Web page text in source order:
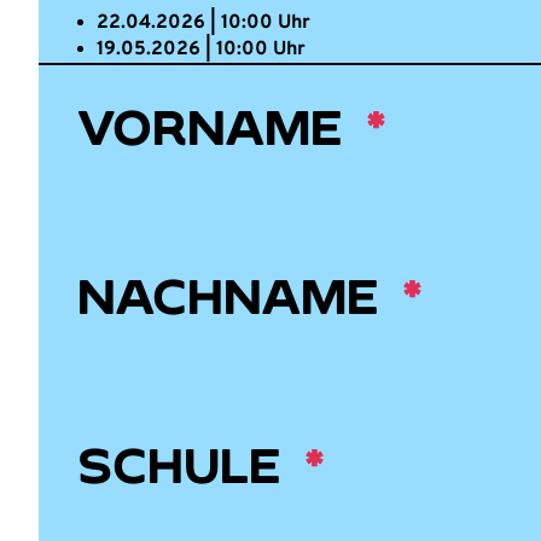
22.04.2026 | 10:00 Uhr
19.05.2026 | 10:00 Uhr
VORNAME
NACHNAME
SCHULE